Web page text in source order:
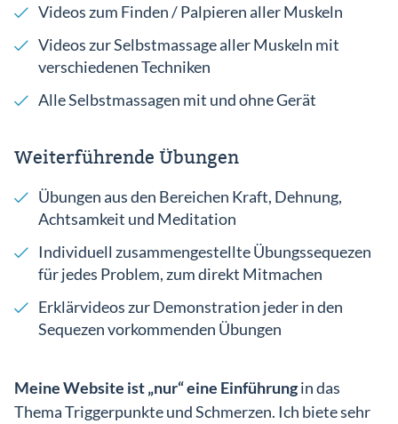
Videos zum Finden / Palpieren aller Muskeln
Videos zur Selbstmassage aller Muskeln mit
verschiedenen Techniken
Alle Selbstmassagen mit und ohne Gerät
Weiterführende Übungen
Übungen aus den Bereichen Kraft, Dehnung,
Achtsamkeit und Meditation
Individuell zusammengestellte Übungssequezen
für jedes Problem, zum direkt Mitmachen
Erklärvideos zur Demonstration jeder in den
Sequezen vorkommenden Übungen
Meine Website ist „nur“ eine Einführungin das
Thema Triggerpunkte und Schmerzen. Ich biete sehr